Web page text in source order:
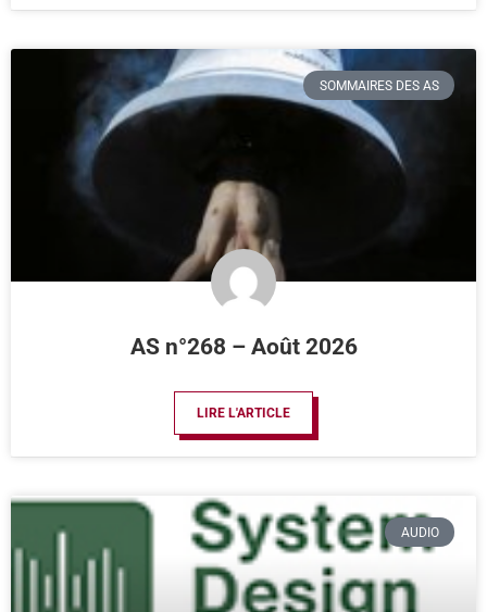
SOMMAIRES DES AS
AS n°268 – Août 2026
LIRE L'ARTICLE
AUDIO